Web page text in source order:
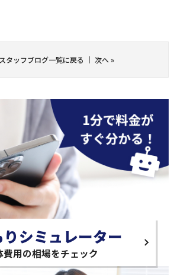
スタッフブログ一覧に戻る ｜次へ»
シミュレーター
費用の相場をチェック